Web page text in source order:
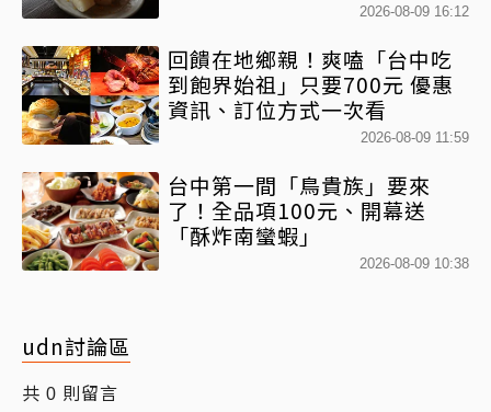
2026-08-09 16:12
回饋在地鄉親！爽嗑「台中吃
到飽界始祖」只要700元 優惠
資訊、訂位方式一次看
2026-08-09 11:59
台中第一間「鳥貴族」要來
了！全品項100元、開幕送
「酥炸南蠻蝦」
2026-08-09 10:38
udn討論區
共 0 則留言